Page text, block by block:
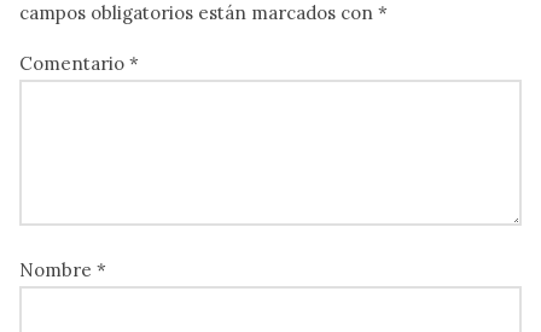
campos obligatorios están marcados con *
Comentario *
Nombre *